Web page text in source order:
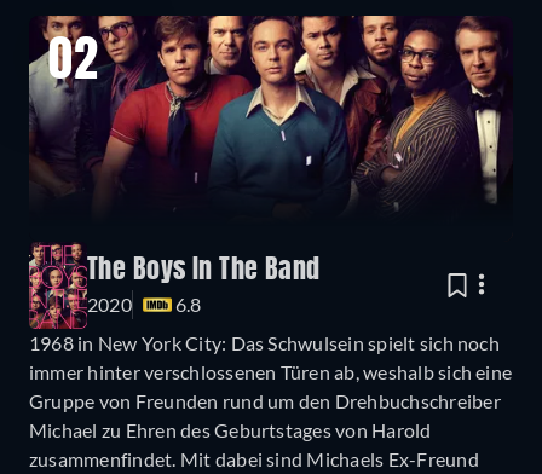
02
The Boys In The Band
2020
6.8
1968 in New York City: Das Schwulsein spielt sich noch
immer hinter verschlossenen Türen ab, weshalb sich eine
Gruppe von Freunden rund um den Drehbuchschreiber
Michael zu Ehren des Geburtstages von Harold
zusammenfindet. Mit dabei sind Michaels Ex-Freund